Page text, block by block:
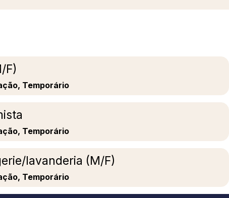
F)
Temporário
Temporário
lavanderia (M/F)
Temporário